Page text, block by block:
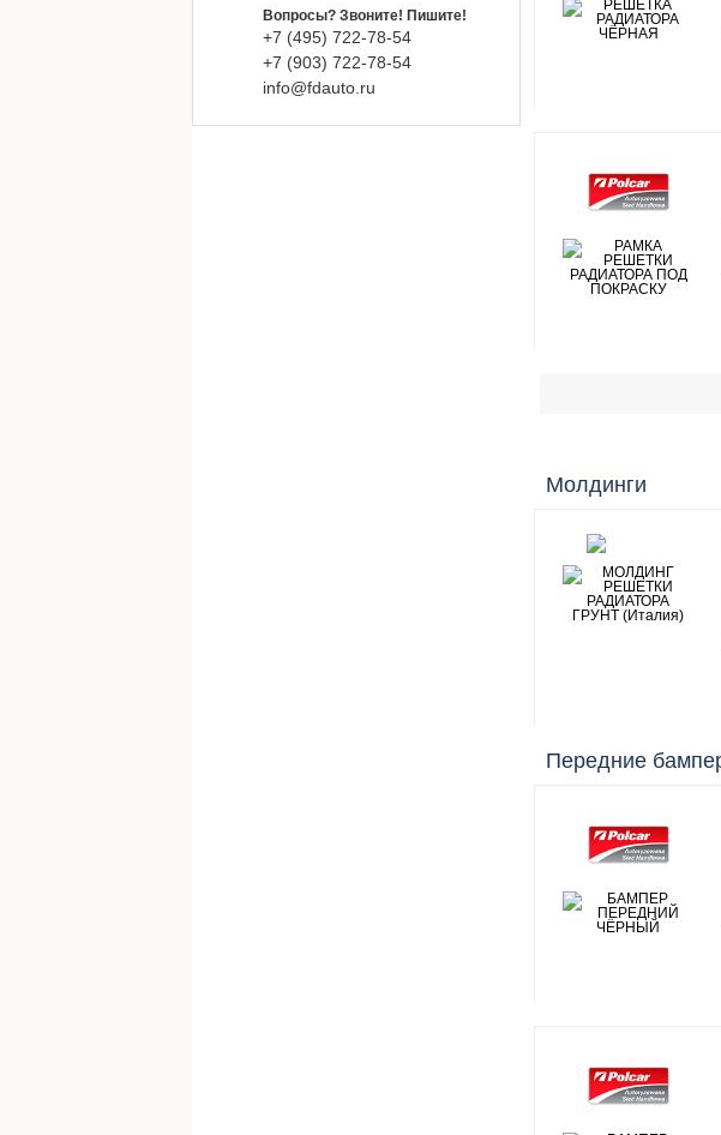
Молдинги
Передние
Вопросы? Звоните! Пишите!
+7 (495) 722-78-54
+7 (903) 722-78-54
info@fdauto.ru